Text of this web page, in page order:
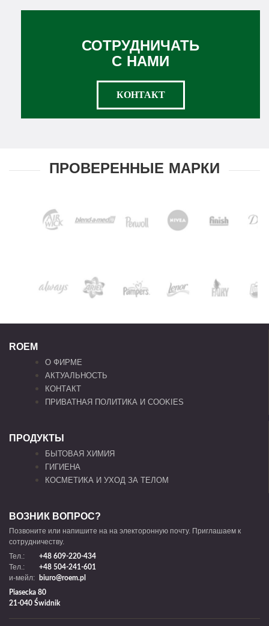
СОТРУДНИЧАТЬ
С НАМИ
КОНТАКТ
ПРОВЕРЕННЫЕ МАРКИ
ROEM
О ФИРМЕ
АКТУАЛЬНОСТЬ
КОНТАКТ
ПРИВАТНАЯ ПОЛИТИКА И COOKIES
ПРОДУКТЫ
БЫТОВАЯ ХИМИЯ
ГИГИЕНА
КОСМЕТИКА И УХОД ЗА ТЕЛОМ
ВОЗНИК ВОПРОС?
Позвоните или напишите на на электоронную почту. Приглашаем к
сотрудничеству.
Тел.:
+48 609-220-434
Тел.: +48 504-241-601
и-мейл:
biuro@roem.pl
Piasecka 80
21-040 Świdnik